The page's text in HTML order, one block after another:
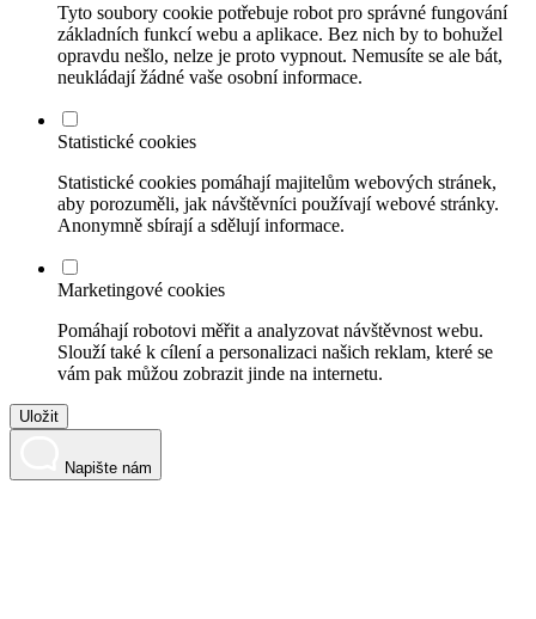
Tyto soubory cookie potřebuje robot pro správné fungování
základních funkcí webu a aplikace. Bez nich by to bohužel
opravdu nešlo, nelze je proto vypnout. Nemusíte se ale bát,
neukládají žádné vaše osobní informace.
Statistické cookies
Statistické cookies pomáhají majitelům webových stránek,
aby porozuměli, jak návštěvníci používají webové stránky.
Anonymně sbírají a sdělují informace.
Marketingové cookies
Pomáhají robotovi měřit a analyzovat návštěvnost webu.
Slouží také k cílení a personalizaci našich reklam, které se
vám pak můžou zobrazit jinde na internetu.
Uložit
Napište nám